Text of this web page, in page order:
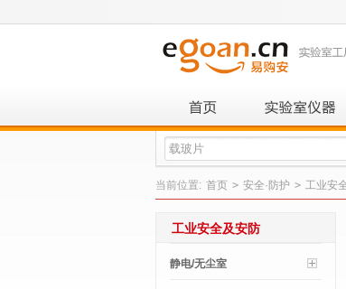
当前位置: 首页 > 安全·防护 > 工业安
工业安全及安防
静电/无尘室